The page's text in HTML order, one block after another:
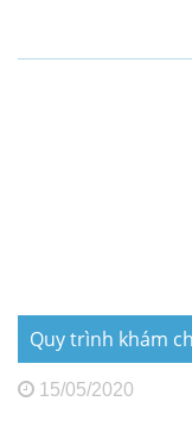
Quy trình khám
15/05/2020